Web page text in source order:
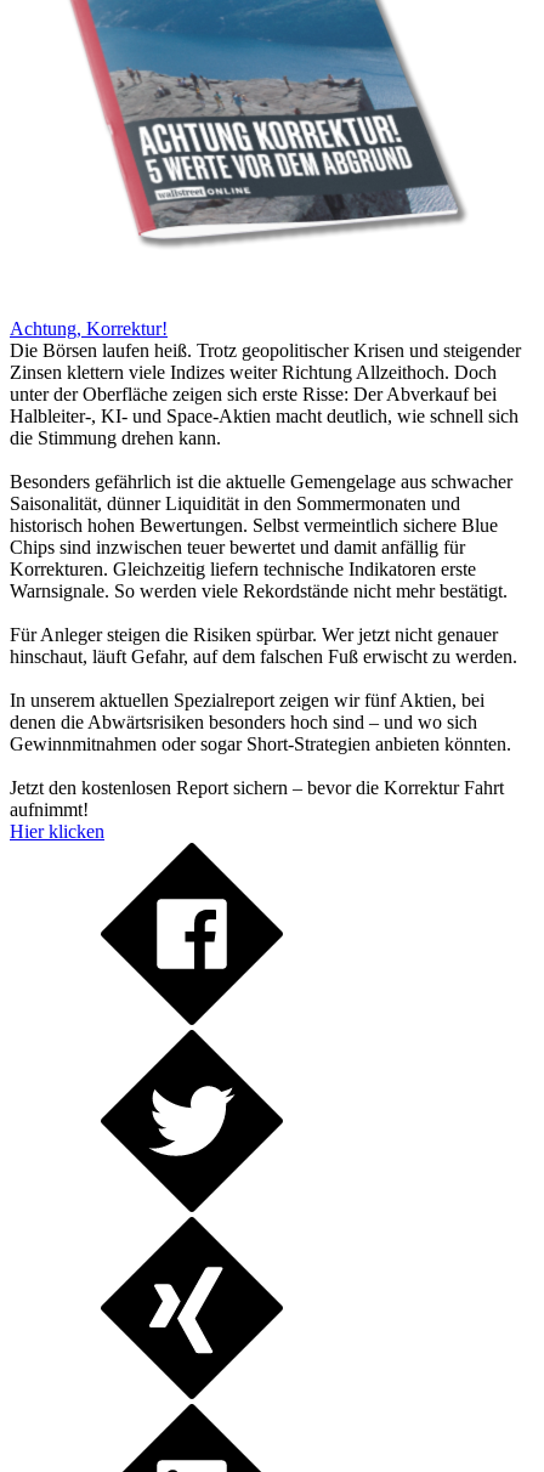
Achtung, Korrektur!
Die Börsen laufen heiß. Trotz geopolitischer Krisen und steigender
Zinsen klettern viele Indizes weiter Richtung Allzeithoch. Doch
unter der Oberfläche zeigen sich erste Risse: Der Abverkauf bei
Halbleiter-, KI- und Space-Aktien macht deutlich, wie schnell sich
die Stimmung drehen kann.
Besonders gefährlich ist die aktuelle Gemengelage aus schwacher
Saisonalität, dünner Liquidität in den Sommermonaten und
historisch hohen Bewertungen. Selbst vermeintlich sichere Blue
Chips sind inzwischen teuer bewertet und damit anfällig für
Korrekturen. Gleichzeitig liefern technische Indikatoren erste
Warnsignale. So werden viele Rekordstände nicht mehr bestätigt.
Für Anleger steigen die Risiken spürbar. Wer jetzt nicht genauer
hinschaut, läuft Gefahr, auf dem falschen Fuß erwischt zu werden.
In unserem aktuellen Spezialreport zeigen wir fünf Aktien, bei
denen die Abwärtsrisiken besonders hoch sind – und wo sich
Gewinnmitnahmen oder sogar Short-Strategien anbieten könnten.
Jetzt den kostenlosen Report sichern – bevor die Korrektur Fahrt
aufnimmt!
Hier klicken